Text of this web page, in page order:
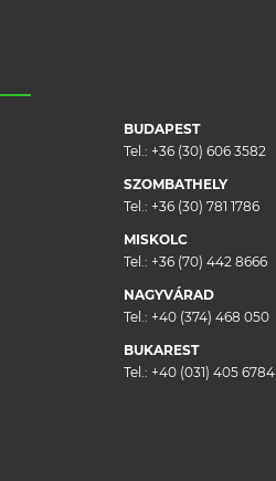
BUDAPEST
Tel.: +36 (30) 606 3582
SZOMBATHELY
Tel.: +36 (30) 781 1786
MISKOLC
Tel.: +36 (70) 442 8666
NAGYVÁRAD
Tel.: +40 (374) 468 050
BUKAREST
Tel.: +40 (031) 405 6784